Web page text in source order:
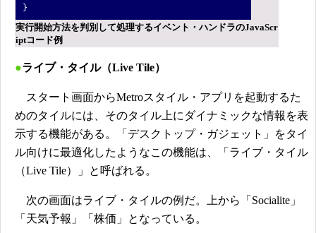
}
実行開始方法を判別して処理するイベント・ハンドラのJavaScr
iptコード例
●ライブ・タイル（Live Tile）
スタート画面からMetroスタイル・アプリを起動するた
めのタイルには、そのタイル上にダイナミックな情報を表
示する機能がある。「デスクトップ・ガジェット」をタイ
ル向けに最適化したようなこの機能は、「ライブ・タイル
（Live Tile）」と呼ばれる。
次の画面はライブ・タイルの例だ。上から「Socialite」
「天気予報」「株価」となっている。